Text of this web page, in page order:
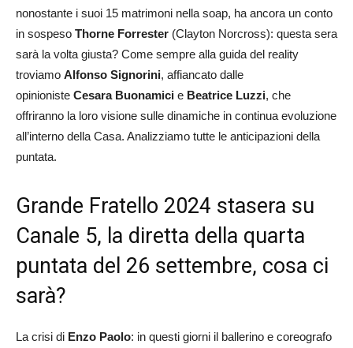
nonostante i suoi 15 matrimoni nella soap, ha ancora un conto
in sospeso Thorne Forrester (Clayton Norcross): questa sera
sarà la volta giusta? Come sempre alla guida del reality
troviamo Alfonso Signorini, affiancato dalle
opinioniste Cesara Buonamici e Beatrice Luzzi, che
offriranno la loro visione sulle dinamiche in continua evoluzione
all’interno della Casa. Analizziamo tutte le anticipazioni della
puntata.
Grande Fratello 2024 stasera su
Canale 5, la diretta della quarta
puntata del 26 settembre, cosa ci
sarà?
La crisi di Enzo Paolo: in questi giorni il ballerino e coreografo